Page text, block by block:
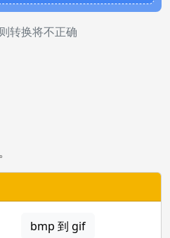
转换将不正确
bmp 到 gif